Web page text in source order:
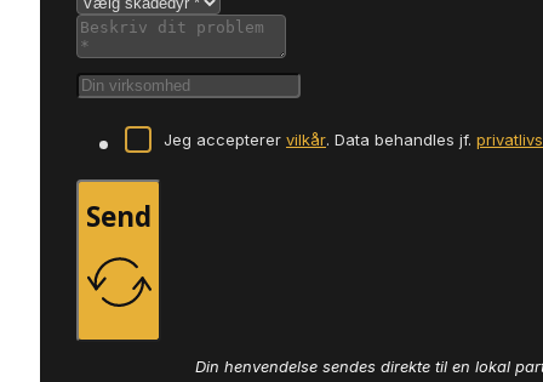
Jeg accepterer vilkår. Data behandles jf.
Send
Din henvendelse sendes direkte til en lokal